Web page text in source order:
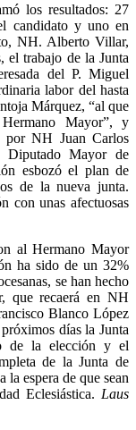
los resultados: 27
candidato y uno en
NH. Alberto Villar,
el trabajo de la Junta
del P. Miguel
labor del hasta
Márquez, “al que
Hermano Mayor”, y
por NH Juan Carlos
Diputado Mayor de
esbozó el plan de
de la nueva junta.
con unas afectuosas
al Hermano Mayor
ha sido de un 32%
se han hecho
que recaerá en NH
Blanco López
días la Junta
de la elección y el
de la Junta de
espera de que sean
Eclesiástica. Laus